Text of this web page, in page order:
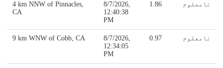
4 km NNW of Pinnacles,
CA
8/7/2026,
12:40:38
PM
1.86 نامعلوم
9 km WNW of Cobb, CA
8/7/2026,
12:34:05
PM
0.97 نامعلوم